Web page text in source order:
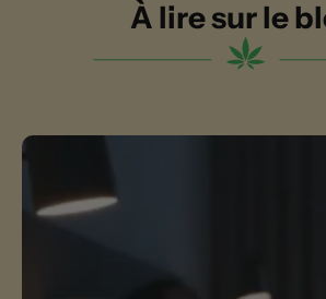
À lire sur le